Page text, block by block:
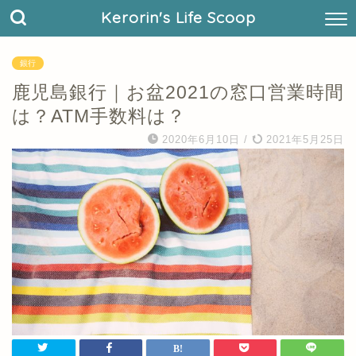
Kerorin's Life Scoop
銀行
鹿児島銀行｜お盆2021の窓口営業時間
は？ATM手数料は？
2020年6月10日 / 2021年5月25日